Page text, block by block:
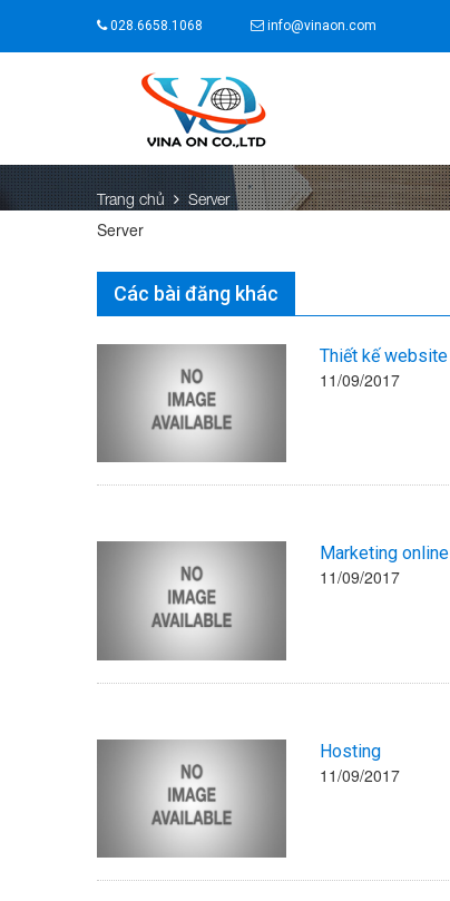
028.6658.1068 info@vinaon.com
Trang chủ Server
Server
Các bài đăng khác
Thiết kế website
11/09/2017
Marketing online
11/09/2017
Hosting
11/09/2017